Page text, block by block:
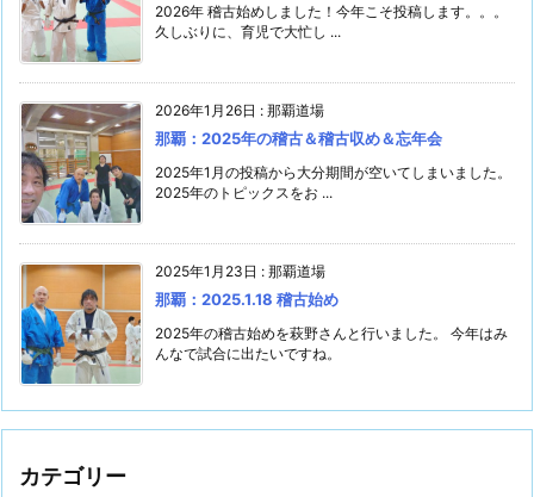
2026年 稽古始めしました！今年こそ投稿します。。。
久しぶりに、育児で大忙し ...
2026年1月26日 : 那覇道場
那覇：2025年の稽古＆稽古収め＆忘年会
2025年1月の投稿から大分期間が空いてしまいました。
2025年のトピックスをお ...
2025年1月23日 : 那覇道場
那覇：2025.1.18 稽古始め
2025年の稽古始めを萩野さんと行いました。 今年はみ
んなで試合に出たいですね。
カテゴリー